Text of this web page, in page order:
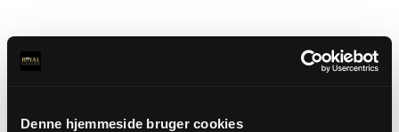
Denne hjemmeside bruger cookies